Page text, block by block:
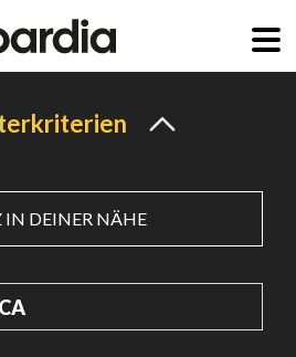
IN DEINER NÄHE